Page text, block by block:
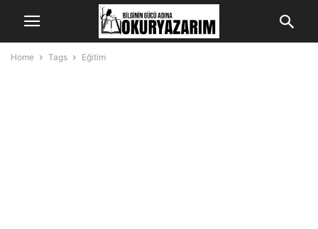
Home Tags Eğitim